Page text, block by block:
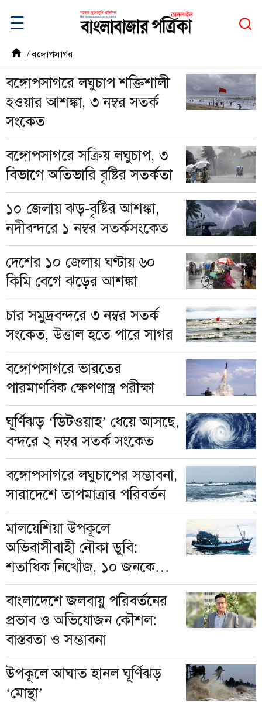
☰
/বঙ্গোপসাগর
বঙ্গোপসাগরে লঘুচাপ শক্তিশালী
হওয়ার আশঙ্কা, ৩ নম্বর সতর্ক
সংকেত
বঙ্গোপসাগরে সক্রিয় লঘুচাপ, ৩
বিভাগে অতিভারি বৃষ্টির সতর্কতা
১০ জেলায় ঝড়-বৃষ্টির আশঙ্কা,
নদীবন্দরে ১ নম্বর সতর্কসংকেত
দেশের ১০ জেলায় ঘণ্টায় ৬০
কিমি বেগে ঝড়ের আশঙ্কা
চার সমুদ্রবন্দরে ৩ নম্বর সতর্ক
সংকেত, উত্তাল হতে পারে সাগর
বঙ্গোপসাগরে ভারতের
পারমাণবিক ক্ষেপণাস্ত্র পরীক্ষা
ঘূর্ণিঝড় ‘ডিটওয়াহ’ ধেয়ে আসছে,
বন্দরে ২ নম্বর সতর্ক সংকেত
বঙ্গোপসাগরে লঘুচাপের সম্ভাবনা,
সারাদেশে তাপমাত্রার পরিবর্তন
মালয়েশিয়া উপকূলে
অভিবাসীবাহী নৌকা ডুবি:
শতাধিক নিখোঁজ, ১০ জনকে
জীবিত উদ্ধার
বাংলাদেশে জলবায়ু পরিবর্তনের
প্রভাব ও অভিযোজন কৌশল:
বাস্তবতা ও সম্ভাবনা
উপকূলে আঘাত হানল ঘূর্ণিঝড়
‘মোন্থা’